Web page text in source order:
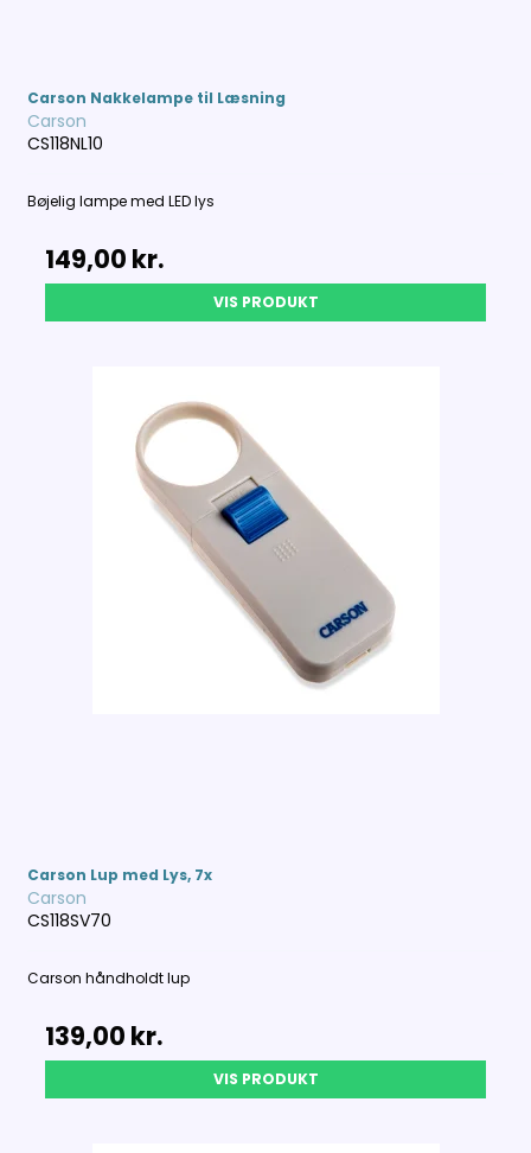
Carson Nakkelampe til Læsning
Carson
CS118NL10
Bøjelig lampe med LED lys
149,00 kr.
VIS PRODUKT
Carson Lup med Lys, 7x
Carson
CS118SV70
Carson håndholdt lup
139,00 kr.
VIS PRODUKT